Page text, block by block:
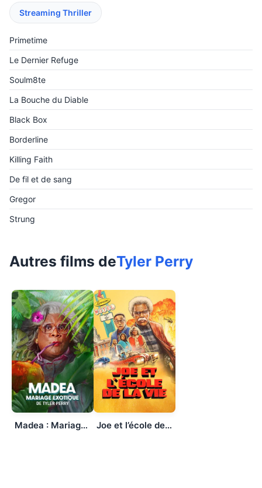
Streaming Thriller
Primetime
Le Dernier Refuge
Soulm8te
La Bouche du Diable
Black Box
Borderline
Killing Faith
De fil et de sang
Gregor
Strung
Autres films deTyler Perry
Madea : Mariage exotique Joe et l’école de la vie